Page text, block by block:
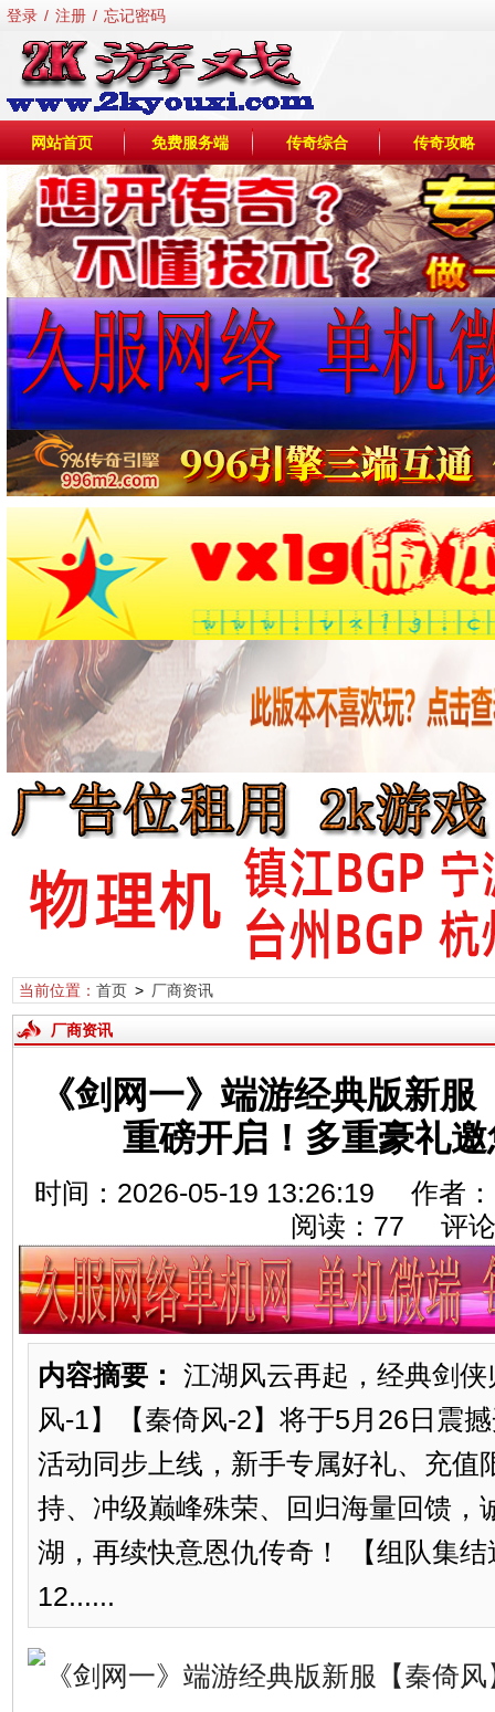
登录 / 注册 / 忘记密码
网站首页 免费服务端 传奇综合 传奇攻略
当前位置： 首页 > 厂商资讯
厂商资讯
《剑网一》端游经典版新
重磅开启！多重豪礼
时间：2026-05-19 13:26:19 作
阅读： 77 评论
内容摘要：
江湖风云再起，经典剑
风-1】【秦倚风-2】将于5月26日震
活动同步上线，新手专属好礼、充值
持、冲级巅峰殊荣、回归海量回馈，
湖，再续快意恩仇传奇！ 【组队集
12......